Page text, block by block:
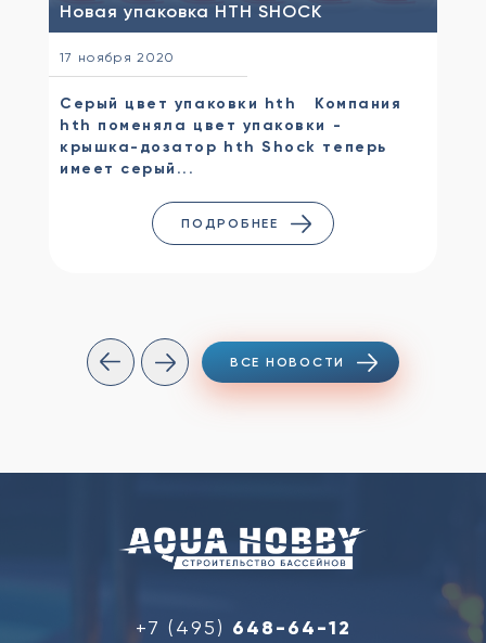
Новая упаковка HTH SHOCK
17 ноября 2020
Серый цвет упаковки hth Компания
hth поменяла цвет упаковки -
крышка-дозатор hth Shock теперь
имеет серый...
ПОДРОБНЕЕ
ВСЕ НОВОСТИ
+7 (495) 648-64-12